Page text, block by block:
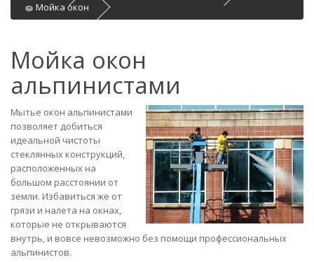
🧽 Мойка окон
Мойка окон
альпинистами
Мытье окон альпинистами
позволяет добиться
идеальной чистоты
стеклянных конструкций,
расположенных на
большом расстоянии от
земли. Избавиться же от
грязи и налета на окнах,
которые не открываются
внутрь, и вовсе невозможно без помощи профессиональных
альпинистов.